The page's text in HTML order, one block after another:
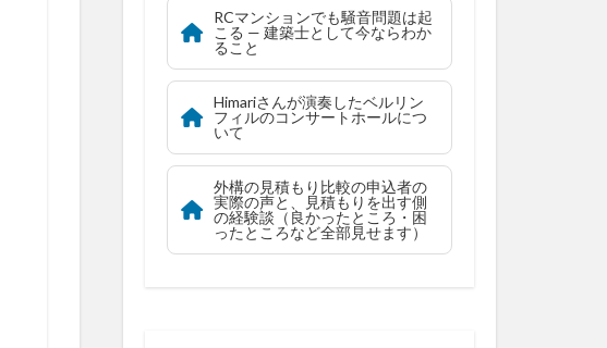
RCマンションでも騒音問題は起
こる — 建築士として今ならわか
ること
Himariさんが演奏したベルリン
フィルのコンサートホールにつ
いて
外構の見積もり比較の申込者の
実際の声と、見積もりを出す側
の経験談（良かったところ・困
ったところなど全部見せます）